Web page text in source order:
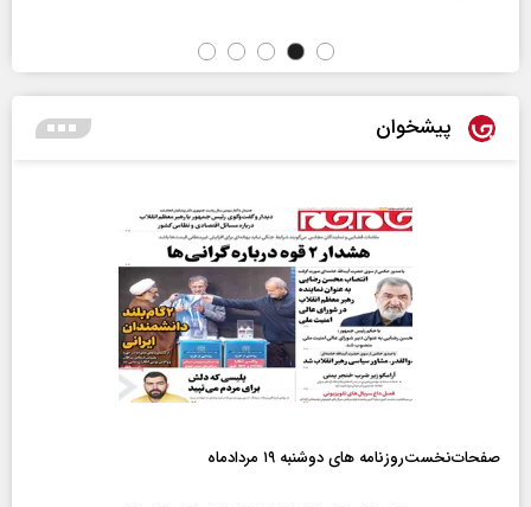
پیشخوان
صفحات‌نخست‌روزنامه ها‌ی دوشنبه ۱۹ مردادماه